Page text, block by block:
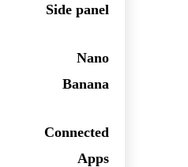
Side panel
Nano
Banana
Connected
Apps